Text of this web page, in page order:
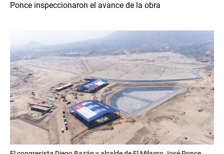
Ponce inspeccionaron el avance de la obra